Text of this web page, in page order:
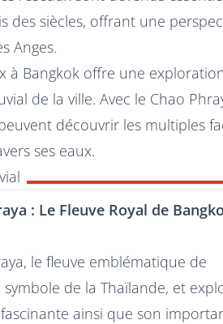
siècles, offrant une
Anges.
à Bangkok offre une
de la ville. Avec le Chao
découvrir les multiples
ses eaux.
: Le Fleuve Royal de
le fleuve emblématique de
symbole de la Thaïlande, et
ainsi que son